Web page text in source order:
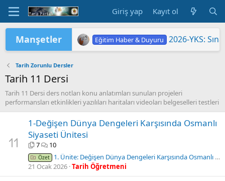
Giriş yap Kayıt ol
Manşetler Eğitim Haber & Duyuru 2026-YKS:
Tarih Zorunlu Dersler
Tarih 11 Dersi
Tarih 11 Dersi ders notları konu anlatımları sunuları projeleri
performansları etkinlikleri yazılıları haritaları videoları belgeselleri testleri
1-Değişen Dünya Dengeleri Karşısında Osmanlı
Siyaseti Ünitesi
7 10
Özet
1. Ünite: Değişen Dünya Dengeleri Karşısında Osmanlı Siyaseti (1595-1774) Özeti
21 Ocak 2026 Tarih Öğretmeni